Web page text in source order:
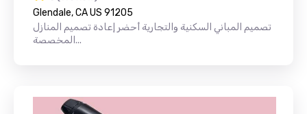
Glendale, CA US 91205
تصميم المباني السكنية والتجارية أحضر إعادة تصميم المنازل
المخصصة...